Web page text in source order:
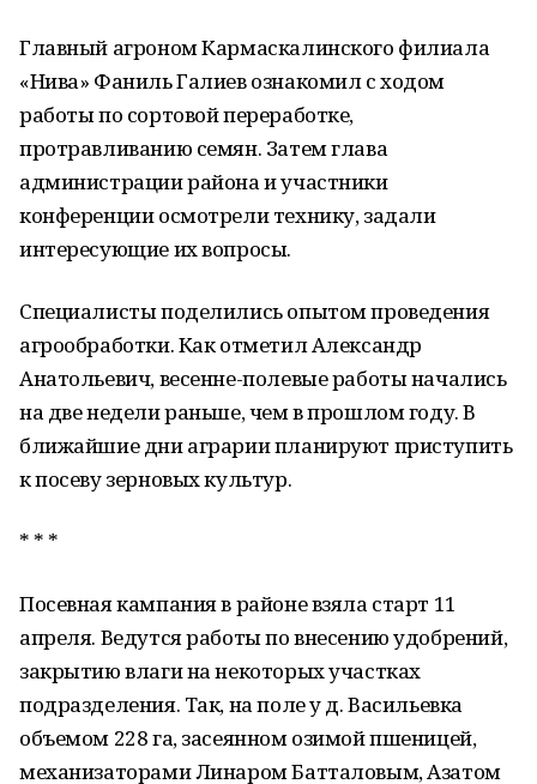
Главный агроном Кармаскалинского филиала
«Нива» Фаниль Галиев ознакомил с ходом
работы по сортовой переработке,
протравливанию семян. Затем глава
администрации района и участники
конференции осмотрели технику, задали
интересующие их вопросы.
Специалисты поделились опытом проведения
агрообработки. Как отметил Александр
Анатольевич, весенне-полевые работы начались
на две недели раньше, чем в прошлом году. В
ближайшие дни аграрии планируют приступить
к посеву зерновых культур.
* * *
Посевная кампания в районе взяла старт 11
апреля. Ведутся работы по внесению удобрений,
закрытию влаги на некоторых участках
подразделения. Так, на поле у д. Васильевка
объемом 228 га, засеянном озимой пшеницей,
механизаторами Линаром Батталовым, Азатом